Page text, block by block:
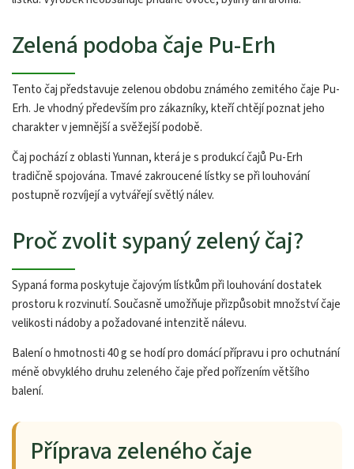
Zelená podoba čaje Pu-Erh
Tento čaj představuje zelenou obdobu známého zemitého čaje Pu-
Erh. Je vhodný především pro zákazníky, kteří chtějí poznat jeho
charakter v jemnější a svěžejší podobě.
Čaj pochází z oblasti Yunnan, která je s produkcí čajů Pu-Erh
tradičně spojována. Tmavé zakroucené lístky se při louhování
postupně rozvíjejí a vytvářejí světlý nálev.
Proč zvolit sypaný zelený čaj?
Sypaná forma poskytuje čajovým lístkům při louhování dostatek
prostoru k rozvinutí. Současně umožňuje přizpůsobit množství čaje
velikosti nádoby a požadované intenzitě nálevu.
Balení o hmotnosti 40 g se hodí pro domácí přípravu i pro ochutnání
méně obvyklého druhu zeleného čaje před pořízením většího
balení.
Příprava zeleného čaje